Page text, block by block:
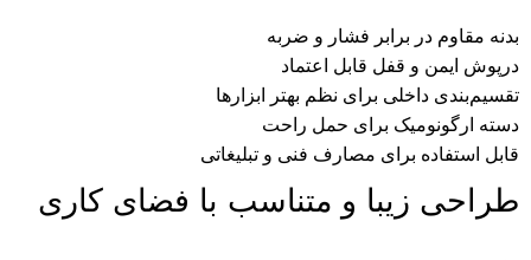
بدنه مقاوم در برابر فشار و ضربه
درپوش ایمن و قفل قابل اعتماد
تقسیم‌بندی داخلی برای نظم بهتر ابزارها
دسته ارگونومیک برای حمل راحت
قابل استفاده برای مصارف فنی و تبلیغاتی
طراحی زیبا و متناسب با فضای کاری